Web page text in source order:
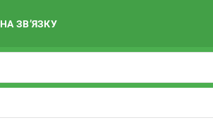
НА ЗВ’ЯЗКУ